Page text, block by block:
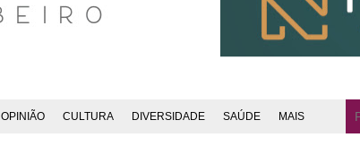
OPINIÃO CULTURA DIVERSIDADE SAÚDE MAIS